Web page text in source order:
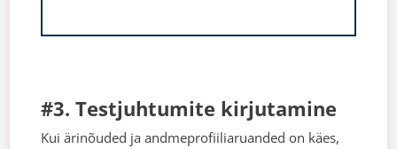
#3. Testjuhtumite kirjutamine
Kui ärinõuded ja andmeprofiiliaruanded on käes,